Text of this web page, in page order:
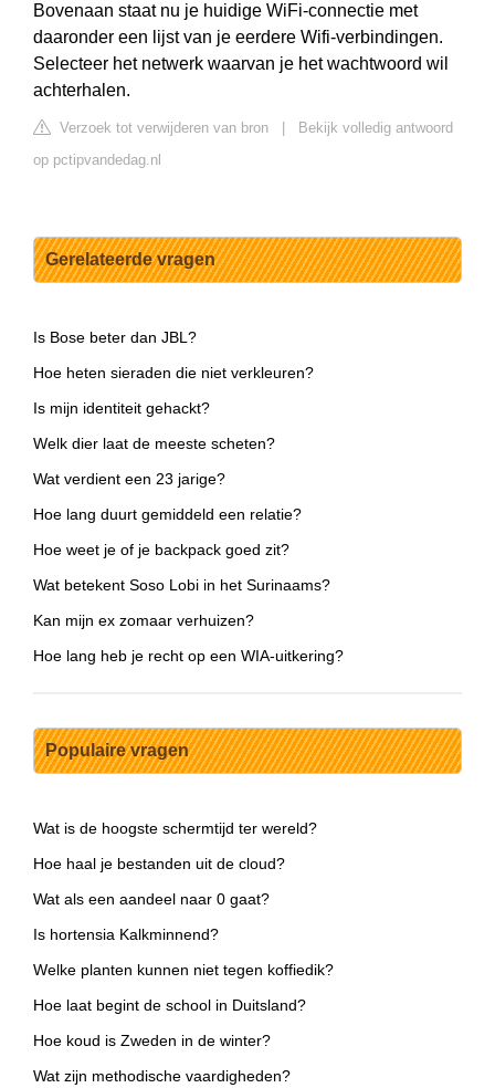
Bovenaan staat nu je huidige WiFi-connectie met
daaronder een lijst van je eerdere Wifi-verbindingen.
Selecteer het netwerk waarvan je het wachtwoord wil
achterhalen.
Verzoek tot verwijderen van bron
Bekijk volledig antwoord
op pctipvandedag.nl
Gerelateerde vragen
Is Bose beter dan JBL?
Hoe heten sieraden die niet verkleuren?
Is mijn identiteit gehackt?
Welk dier laat de meeste scheten?
Wat verdient een 23 jarige?
Hoe lang duurt gemiddeld een relatie?
Hoe weet je of je backpack goed zit?
Wat betekent Soso Lobi in het Surinaams?
Kan mijn ex zomaar verhuizen?
Hoe lang heb je recht op een WIA-uitkering?
Populaire vragen
Wat is de hoogste schermtijd ter wereld?
Hoe haal je bestanden uit de cloud?
Wat als een aandeel naar 0 gaat?
Is hortensia Kalkminnend?
Welke planten kunnen niet tegen koffiedik?
Hoe laat begint de school in Duitsland?
Hoe koud is Zweden in de winter?
Wat zijn methodische vaardigheden?